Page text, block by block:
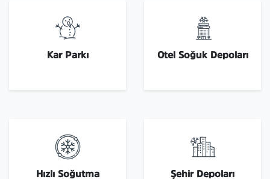
Kar Parkı Otel Soğuk Depoları
Hızlı Soğutma Şehir Depoları